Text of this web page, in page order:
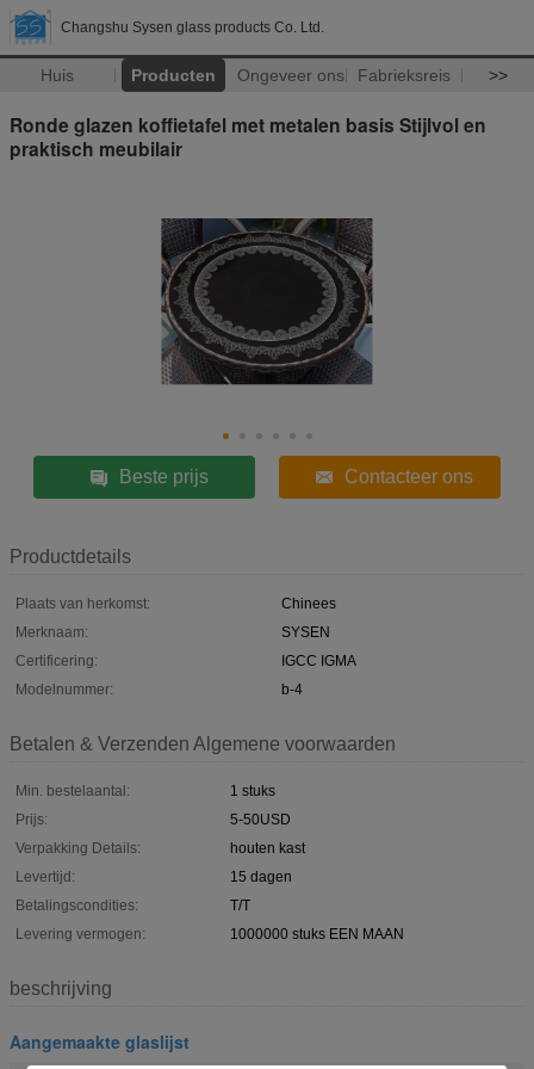
Changshu Sysen glass products Co. Ltd.
Huis Producten Ongeveer ons Fabrieksreis >>
Ronde glazen koffietafel met metalen basis Stijlvol en
praktisch meubilair
Beste prijs Contacteer ons
Productdetails
Plaats van herkomst:
Chinees
Merknaam:
SYSEN
Certificering:
IGCC IGMA
Modelnummer:
b-4
Betalen & Verzenden Algemene voorwaarden
Min. bestelaantal:
1 stuks
Prijs:
5-50USD
Verpakking Details:
houten kast
Levertijd:
15 dagen
Betalingscondities:
T/T
Levering vermogen:
1000000 stuks EEN MAAN
beschrijving
Aangemaakte glaslijst